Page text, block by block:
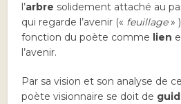
l’arbre solidement attaché au
qui regarde l’avenir (« feuillage»
fonction du poète comme lien
l’avenir.
Par sa vision et son analyse de
poète visionnaire se doit de